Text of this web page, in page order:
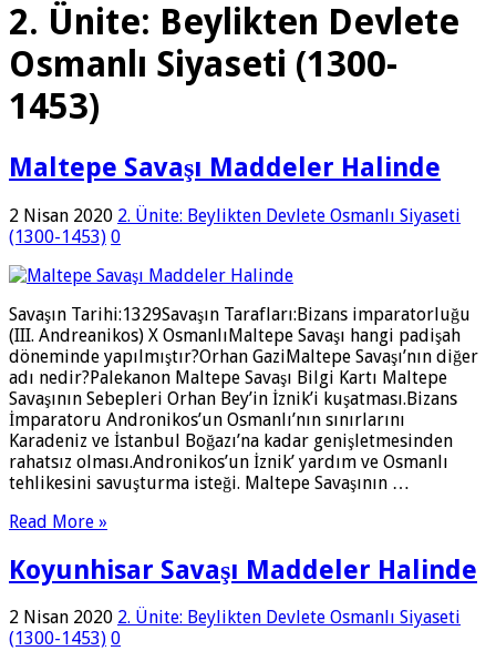
2. Ünite: Beylikten Devlete
Osmanlı Siyaseti (1300-
1453)
Maltepe Savaşı Maddeler Halinde
2 Nisan 2020 2. Ünite: Beylikten Devlete Osmanlı Siyaseti
(1300-1453) 0
Savaşın Tarihi:1329Savaşın Tarafları:Bizans imparatorluğu
(III. Andreanikos) X OsmanlıMaltepe Savaşı hangi padişah
döneminde yapılmıştır?Orhan GaziMaltepe Savaşı’nın diğer
adı nedir?Palekanon Maltepe Savaşı Bilgi Kartı Maltepe
Savaşının Sebepleri Orhan Bey’in İznik’i kuşatması.Bizans
İmparatoru Andronikos’un Osmanlı’nın sınırlarını
Karadeniz ve İstanbul Boğazı’na kadar genişletmesinden
rahatsız olması.Andronikos’un İznik’ yardım ve Osmanlı
tehlikesini savuşturma isteği. Maltepe Savaşının …
Read More »
Koyunhisar Savaşı Maddeler Halinde
2 Nisan 2020 2. Ünite: Beylikten Devlete Osmanlı Siyaseti
(1300-1453) 0